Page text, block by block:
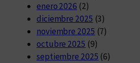
enero 2026 (2)
diciembre 2025 (3)
noviembre 2025 (7)
octubre 2025 (9)
septiembre 2025 (6)